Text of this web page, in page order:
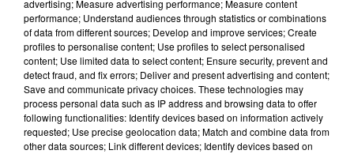
advertising; Measure advertising performance; Measure content
performance; Understand audiences through statistics or combinations
of data from different sources; Develop and improve services; Create
profiles to personalise content; Use profiles to select personalised
content; Use limited data to select content; Ensure security, prevent and
detect fraud, and fix errors; Deliver and present advertising and content;
Save and communicate privacy choices. These technologies may
process personal data such as IP address and browsing data to offer
following functionalities: Identify devices based on information actively
requested; Use precise geolocation data; Match and combine data from
other data sources; Link different devices; Identify devices based on